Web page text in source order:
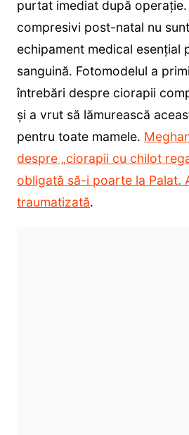
purtat imediat după
compresivi post-natal nu
echipament medical esențial
sanguină. Fotomodelul a
întrebări despre ciorapii
și a vrut să lămurească
pentru toate mamele.
despre „ciorapii cu chilot
obligată să-i poarte la Palat.
traumatizată.